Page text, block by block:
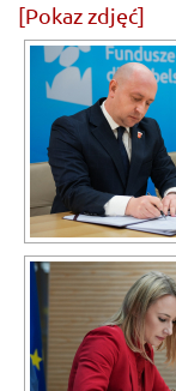
[Pokaz zdjęć]